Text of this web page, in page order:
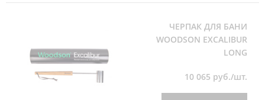
ЧЕРПАК ДЛЯ БАНИ
WOODSON EXCALIBUR
LONG
10 065 руб./шт.